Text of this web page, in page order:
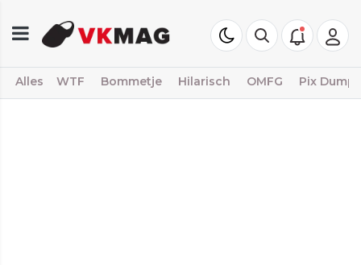
Alles WTF Bommetje Hilarisch OMFG Pix Dump